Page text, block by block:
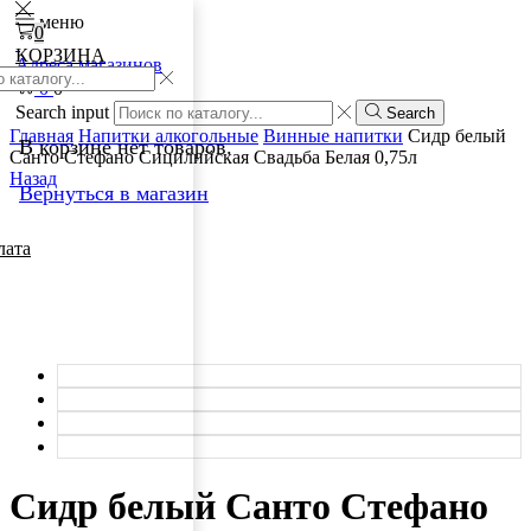
меню
Адреса магазинов
00
0
КОРЗИНА
В корзине нет товаров.
Вернуться в магазин
Search input Search
Главная Напитки алкогольные Винные напитки Сидр белый
Санто Стефано Сицилийская Свадьба Белая 0,75л
Назад
Сидр белый Санто Стефано